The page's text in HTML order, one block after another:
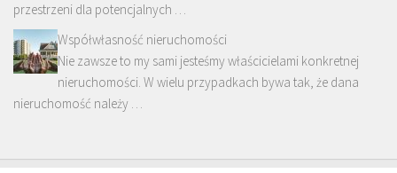
przestrzeni dla potencjalnych …
Współwłasność nieruchomości
Nie zawsze to my sami jesteśmy właścicielami konkretnej
nieruchomości. W wielu przypadkach bywa tak, że dana
nieruchomość należy …